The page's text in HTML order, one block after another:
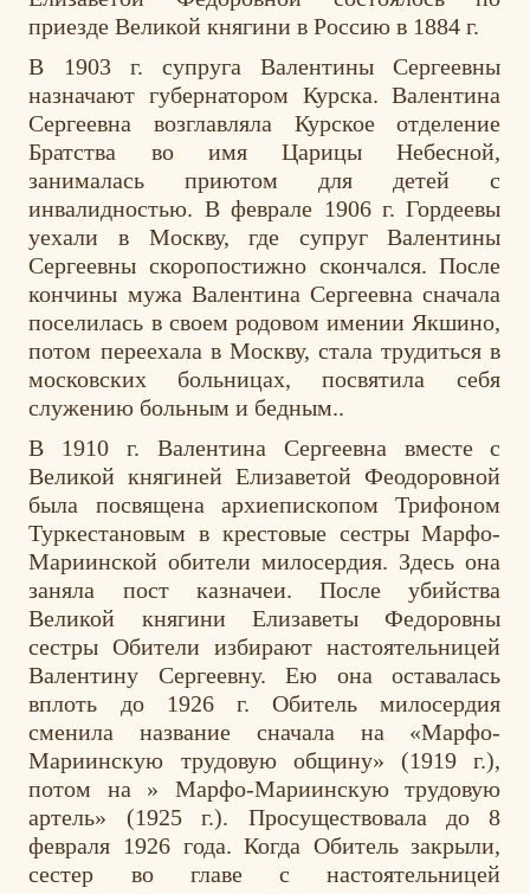
приезде Великой княгини в Россию в 1884 г.
В 1903 г. супруга Валентины Сергеевны
назначают губернатором Курска. Валентина
Сергеевна возглавляла Курское отделение
Братства во имя Царицы Небесной,
занималась приютом для детей с
инвалидностью. В феврале 1906 г. Гордеевы
уехали в Москву, где супруг Валентины
Сергеевны скоропостижно скончался.После
кончины мужа Валентина Сергеевна сначала
поселилась в своем родовом имении Якшино,
потом переехала в Москву, стала трудиться в
московских больницах,посвятила себя
служению больным и бедным..
В 1910 г. Валентина Сергеевна вместе с
Великой княгиней Елизаветой Феодоровной
была посвящена архиепископом Трифоном
Туркестановым в крестовые сестры Марфо-
Мариинской обители милосердия. Здесь она
заняла пост казначеи. После убийства
Великой княгини Елизаветы Федоровны
сестры Обители избирают настоятельницей
Валентину Сергеевну. Ею она оставалась
вплоть до 1926 г. Обитель милосердия
сменила название сначала на «Марфо-
Мариинскую трудовую общину» (1919 г.),
потом на » Марфо-Мариинскую трудовую
артель» (1925 г.). Просуществовала до 8
февраля 1926 года. Когда Обитель закрыли,
сестер во главе с настоятельницей